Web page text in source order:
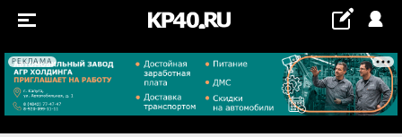
РЕКЛАМА
+23...+24 °С